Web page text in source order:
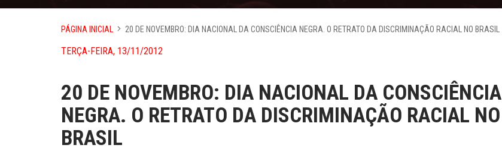
PÁGINA INICIAL 20 DE NOVEMBRO: DIA NACIONAL DA CONSCIÊNCIA NEGRA. O RETRATO DA DISCRIMINAÇÃO RACIAL NO BRASIL
TERÇA-FEIRA, 13/11/2012
20 DE NOVEMBRO: DIA NACIONAL DA CONSCIÊNCIA
NEGRA. O RETRATO DA DISCRIMINAÇÃO RACIAL NO
BRASIL